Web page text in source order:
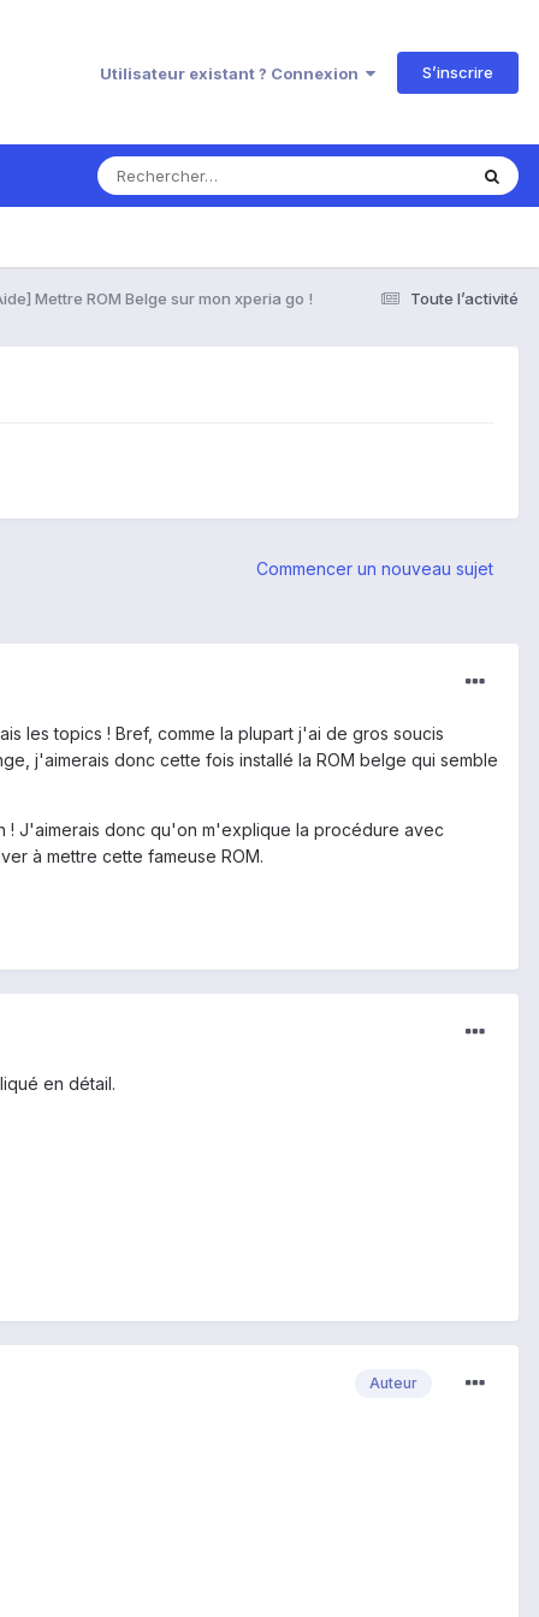
Utilisateur existant ? Connexion S’inscrire
Toute l’activité
Mettre ROM Belge sur mon xperia go !
Commencer un nouveau sujet
les topics ! Bref, comme la plupart j'ai de gros soucis
j'aimerais donc cette fois installé la ROM belge qui semble
! J'aimerais donc qu'on m'explique la procédure avec
à mettre cette fameuse ROM.
en détail.
Auteur